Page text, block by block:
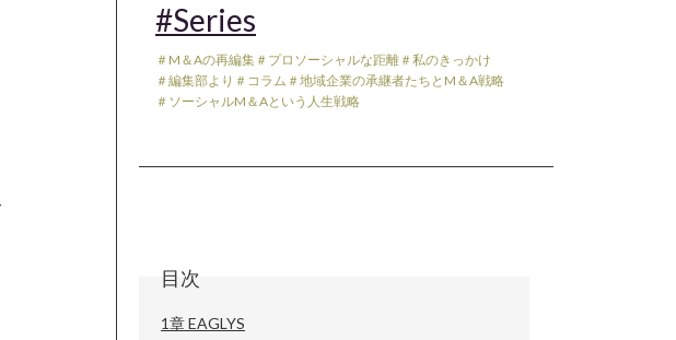
#Series
＃M＆Aの再編集 ＃プロソーシャルな距離 ＃私のきっかけ
＃編集部より ＃コラム ＃地域企業の承継者たちとM＆A戦略
＃ソーシャルM＆Aという人生戦略
目次
1章 EAGLYS